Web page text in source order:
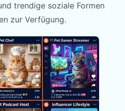
trendige soziale Formen
zur Verfügung.